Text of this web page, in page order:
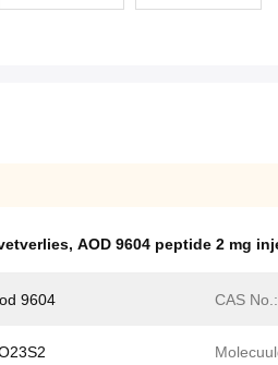
, AOD 9604 peptide 2 mg
9604 CAS No.: